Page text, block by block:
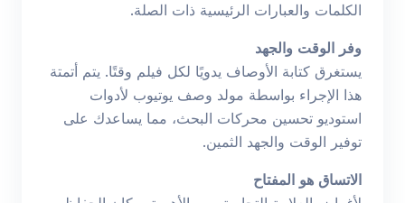
الكلمات والعبارات الرئيسية ذات الصلة.
وفر الوقت والجهد
يستغرق كتابة الأوصاف يدويًا لكل فيلم وقتًا. يتم أتمتة
هذا الإجراء بواسطة مولد وصف يوتيوب لأدوات
استوديو تحسين محركات البحث، مما يساعدك على
توفير الوقت والجهد الثمين.
الاتساق هو المفتاح